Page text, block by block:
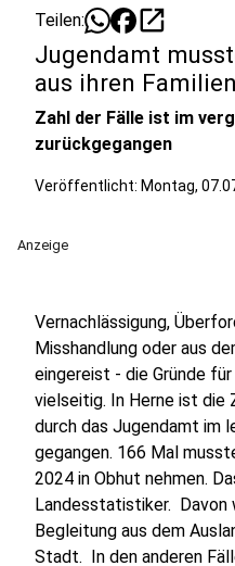
Teilen: open_in_new
Jugendamt
aus ihren
Zahl der Fälle ist im
zurückgegangen
Veröffentlicht: Montag,
Anzeige
Vernachlässigung,
Misshandlung oder aus
eingereist - die Gründe
vielseitig. In Herne ist die
durch das Jugendamt im
gegangen. 166 Mal
2024 in Obhut nehmen.
Landesstatistiker. Davon
Begleitung aus dem
Stadt. In den anderen